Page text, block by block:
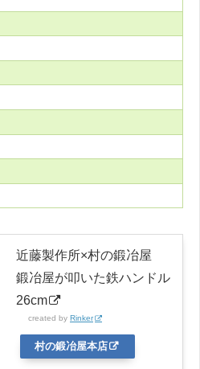
近藤製作所×村の鍛冶屋
鍛冶屋が叩いた鉄ハンドル
26cm
created by Rinker
村の鍛冶屋本店